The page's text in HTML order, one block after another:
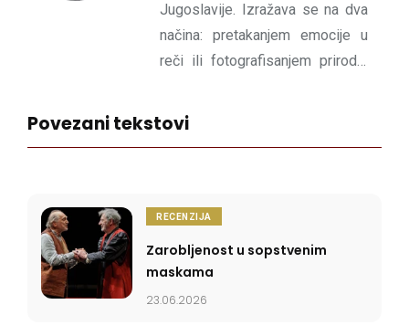
Jugoslavije. Izražava se na dva
načina: pretakanjem emocije u
reči ili fotografisanjem prirode.
korist poetičnog sutra.
Povezani tekstovi
RECENZIJA
Zarobljenost u sopstvenim
maskama
23.06.2026